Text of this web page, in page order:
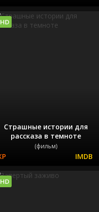
Страшные истории для
рассказа в темноте
(фильм)
HD
HD